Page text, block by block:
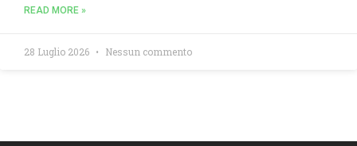
READ MORE »
28 Luglio 2026 Nessun commento